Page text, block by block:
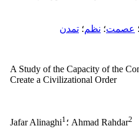
؛ عصمت؛ نظم؛ تمدن
A Study of the Capacity of the
Create a Civilizational Order
Jafar Alinaghi1 ؛ Ahmad Rahdar2